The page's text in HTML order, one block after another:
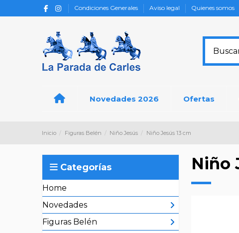
Condiciones Generales Aviso legal Quienes somos
Novedades 2026 Ofertas
Inicio Figuras Belén Niño Jesús Niño Jesús 13 cm
Niño
Categorías
Home
Novedades
Figuras Belén